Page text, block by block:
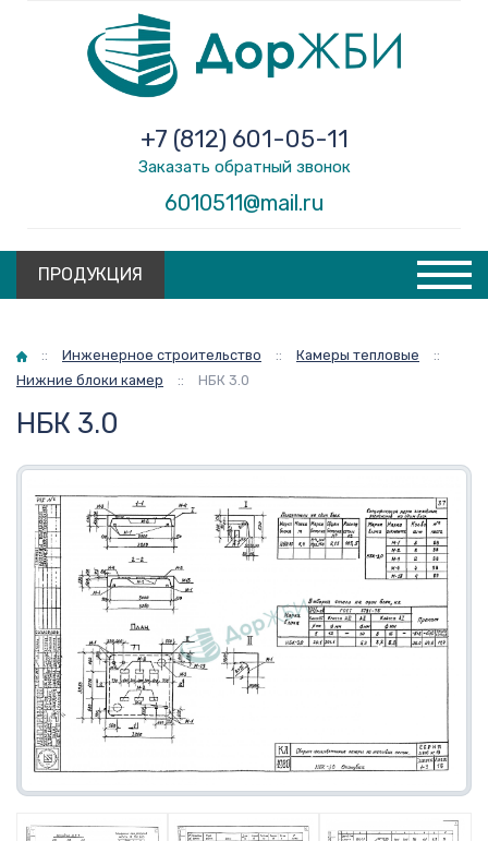
6010511@mail.ru
+7 (812) 601-05-11
Заказать обратный звонок
ПРОДУКЦИЯ
Главная
:: Инженерное строительство :: Камеры тепловые
::
Нижние блоки камер
:: НБК 3.0
НБК 3.0